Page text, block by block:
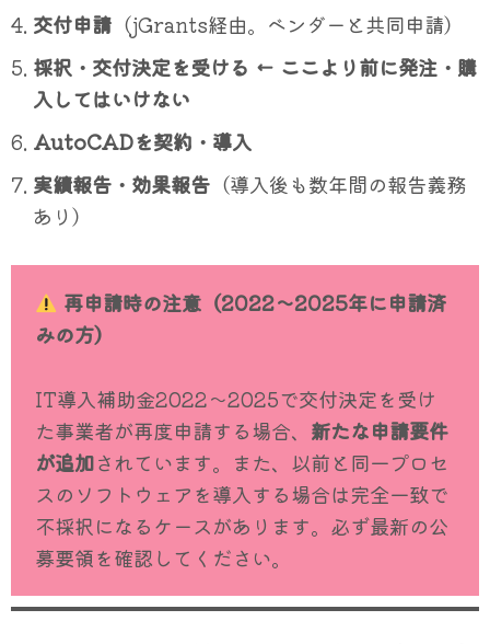
交付申請 （jGrants経由。ベンダーと共同申請）
採択・交付決定を受ける ← ここより前に発注・購
入してはいけない
AutoCADを契約・導入
実績報告・効果報告 （導入後も数年間の報告義務
あり）
再申請時の注意（2022〜2025年に申請済
みの方）
IT導入補助金2022〜2025で交付決定を受け
た事業者が再度申請する場合、 新たな申請要件
が追加されています。また、以前と同一プロセ
スのソフトウェアを導入する場合は完全一致で
不採択になるケースがあります。必ず最新の公
募要領を確認してください。